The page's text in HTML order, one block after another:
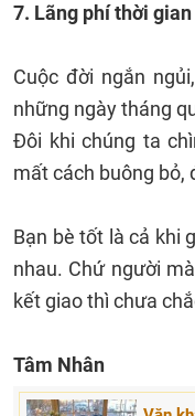
7. Lãng phí thời
Cuộc đời ngắn
những ngày tháng
Đôi khi chúng ta
mất cách buông bỏ,
Bạn bè tốt là cả khi
nhau. Chứ người
kết giao thì chưa
Tâm Nhân